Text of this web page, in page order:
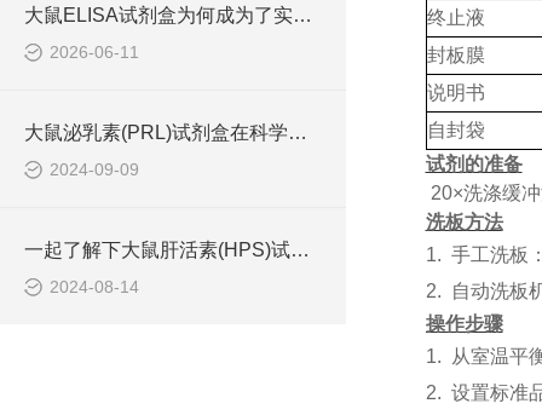
大鼠ELISA试剂盒为何成为了实验室中的常用工具？
2026-06-11
大鼠泌乳素(PRL)试剂盒在科学研究中非常重要
2024-09-09
一起了解下大鼠肝活素(HPS)试剂盒的存储方法
2024-08-14
终止液
封板膜
说明书
自封袋
试剂的准备
20×洗涤缓
洗板方法
1. 手工洗板
2.
自动洗板
操作步骤
1.
从室温平
2. 设置标准